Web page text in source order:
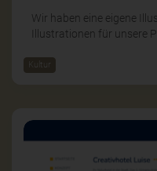
Wir haben eine eigene
Illustrationen für unsere
Kultur